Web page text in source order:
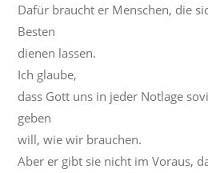
Dafür braucht er Menschen, die
Besten
dienen lassen.
Ich glaube,
dass Gott uns in jeder Notlage
geben
will, wie wir brauchen.
Aber er gibt sie nicht im Voraus,